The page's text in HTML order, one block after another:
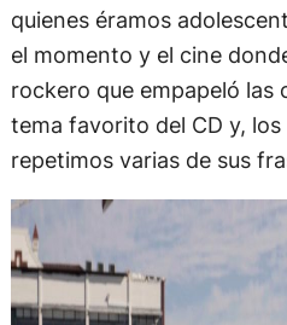
quienes éramos
el momento y el cine
rockero que empapeló las
tema favorito del CD y,
repetimos varias de sus